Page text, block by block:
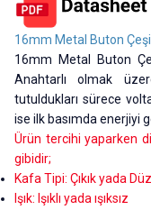
16mm Metal Buton
16mm Metal Buton
Anahtarlı olmak
tutuldukları sürece
ise ilk basımda enerjiyi
Ürün tercihi yaparken
gibidir;
Kafa Tipi: Çıkık yada Düz
Işık: Işıklı yada ışıksız